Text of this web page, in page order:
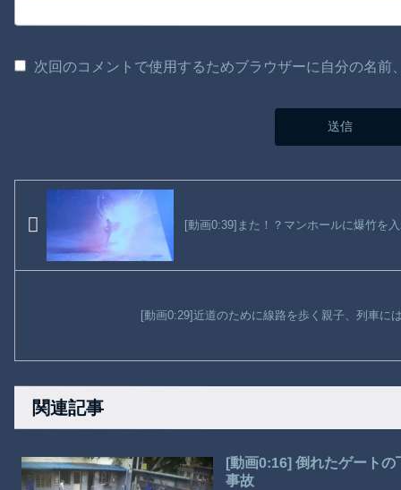
次回のコメントで使用するためブラウザーに自分の名
[動画0:39]また！？マンホールに爆竹を
[動画0:29]近道のために線路を歩く親子、列車に
関連記事
[動画0:16] 倒れたゲート
事故